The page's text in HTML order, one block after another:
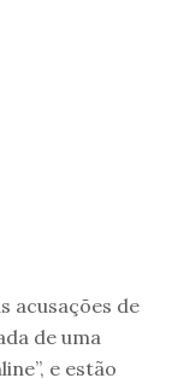
acusações de
de uma
e estão